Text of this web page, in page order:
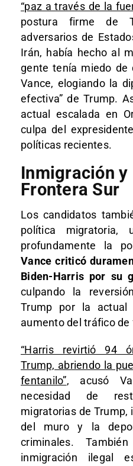
“paz a través de la
postura firme de
adversarios de
Irán, había hecho al
gente tenía miedo de
Vance, elogiando la
efectiva” de Trump.
actual escalada en
culpa del
políticas recientes.
Inmigración
Frontera Sur
Los candidatos
política migratoria,
profundamente la
Vance criticó
Biden-Harris por su
culpando la
Trump por la actual
aumento del tráfico de
“Harris revirtió 94
Trump, abriendo la
fentanilo”, acusó
necesidad de
migratorias de Trump,
del muro y la
criminales.
inmigración ilegal